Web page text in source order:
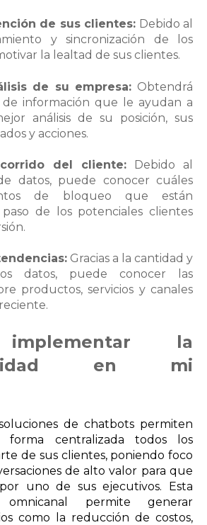
de sus clientes: Debido al
y sincronización de los
la lealtad de sus clientes.
de su empresa: Obtendrá
de información que le ayudan a
análisis de su posición, sus
y acciones.
del cliente:Debido al
datos, puede conocer cuáles
de bloqueo que están
de los potenciales clientes
Gracias a la cantidad y
datos, puede conocer las
productos, servicios y canales
la
en mi
de chatbots permiten
forma centralizada todos los
de sus clientes, poniendo foco
de alto valor para que
uno de sus ejecutivos. Esta
omnicanal permite generar
como la reducción de costos,